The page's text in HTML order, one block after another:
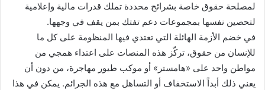
لمصلحة حقوق خاصة بشرائح محددة تملك قدرات مالية وإعلامية
لتحصين نفسها بمجموعات دعم تفتك بمن يقف في وجهها.
في خضم الأزمة الهائلة التي تعتدي فيها المنظومة على كل ما
للإنسان من حقوق، تركّز هذه المنصات على اعتداء همجي من
مواطن واحد على «هامستر» أو موكب طيور مهاجرة، من دون أن
يعني ذلك أبداً الاستخفاف أو التساهل مع هذه الجرائم. يمكن في هذا